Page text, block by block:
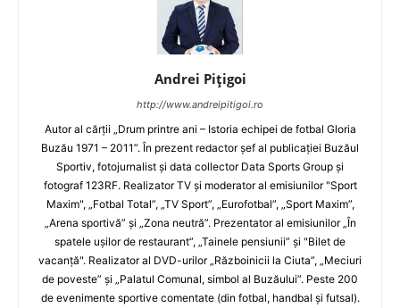
Andrei Pițigoi
http://www.andreipitigoi.ro
Autor al cărţii „Drum printre ani – Istoria echipei de fotbal Gloria
Buzău 1971 – 2011”. În prezent redactor şef al publicaţiei Buzăul
Sportiv, fotojurnalist şi data collector Data Sports Group şi
fotograf 123RF. Realizator TV şi moderator al emisiunilor "Sport
Maxim", „Fotbal Total”, „TV Sport”, „Eurofotbal”, „Sport Maxim”,
„Arena sportivă” şi „Zona neutră”. Prezentator al emisiunilor „În
spatele uşilor de restaurant”, „Tainele pensiunii” şi "Bilet de
vacanţă". Realizator al DVD-urilor „Războinicii la Ciuta”, „Meciuri
de poveste” şi „Palatul Comunal, simbol al Buzăului”. Peste 200
de evenimente sportive comentate (din fotbal, handbal şi futsal).